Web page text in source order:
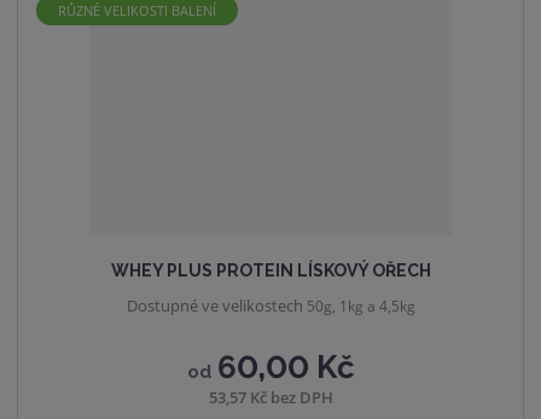
RŮZNÉ VELIKOSTI BALENÍ
WHEY PLUS PROTEIN LÍSKOVÝ OŘECH
od 60,00 Kč
53,57 Kč bez DPH
Dostupné ve velikostech 50g, 1kg a 4,5kg